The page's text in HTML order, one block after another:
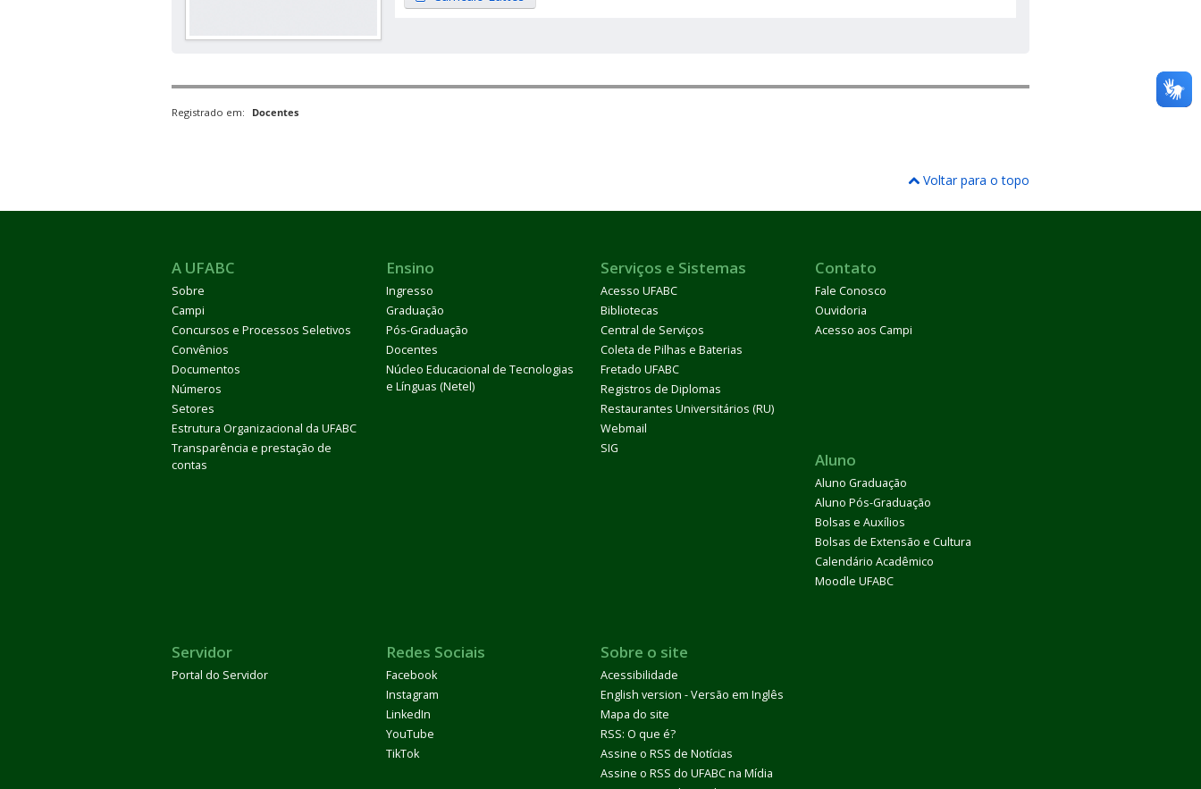
Registrado em: Docentes
Voltar para o topo
A UFABC
Sobre
Campi
Concursos e Processos Seletivos
Convênios
Documentos
Números
Setores
Estrutura Organizacional da UFABC
Transparência e prestação de
contas
Ensino
Ingresso
Graduação
Pós-Graduação
Docentes
Núcleo Educacional de Tecnologias
e Línguas (Netel)
Serviços e Sistemas
Acesso UFABC
Bibliotecas
Central de Serviços
Coleta de Pilhas e Baterias
Fretado UFABC
Registros de Diplomas
Restaurantes Universitários (RU)
Webmail
SIG
Contato
Fale Conosco
Ouvidoria
Acesso aos Campi
Aluno
Aluno Graduação
Aluno Pós-Graduação
Bolsas e Auxílios
Bolsas de Extensão e Cultura
Calendário Acadêmico
Moodle UFABC
Servidor
Portal do Servidor
Redes Sociais
Facebook
Instagram
LinkedIn
YouTube
TikTok
Sobre o site
Acessibilidade
English version - Versão em Inglês
Mapa do site
RSS: O que é?
Assine o RSS de Notícias
Assine o RSS do UFABC na Mídia